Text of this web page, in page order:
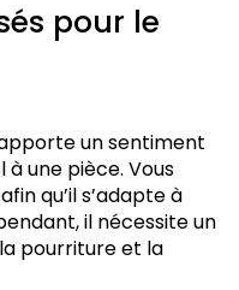
pour le
un sentiment
une pièce. Vous
qu’il s’adapte à
il nécessite un
pourriture et la